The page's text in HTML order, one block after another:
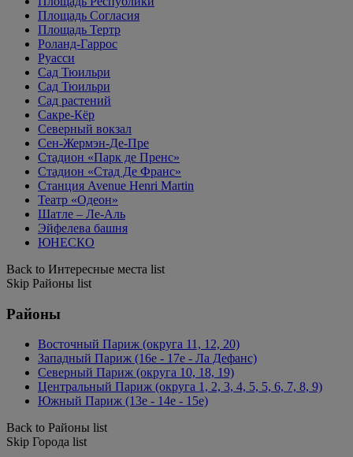
Площадь Согласия
Площадь Тертр
Роланд-Гаррос
Руасси
Сад Тюильри
Сад Тюильри
Сад растений
Сакре-Кёр
Северный вокзал
Сен-Жермэн-Де-Пре
Стадион «Парк де Пренс»
Стадион «Стад Де Франс»
Станция Avenue Henri Martin
Театр «Одеон»
Шатле – Ле-Аль
Эйфелева башня
ЮНЕСКО
Back to Интересные места list
Skip Районы list
Районы
Восточный Париж (округа 11, 12, 20)
Западный Париж (16e - 17e - Ла Дефанс)
Северный Париж (округа 10, 18, 19)
Центральный Париж (округа 1, 2, 3, 4, 5, 5, 6, 7, 8, 9)
Южный Париж (13e - 14e - 15e)
Back to Районы list
Skip Города list